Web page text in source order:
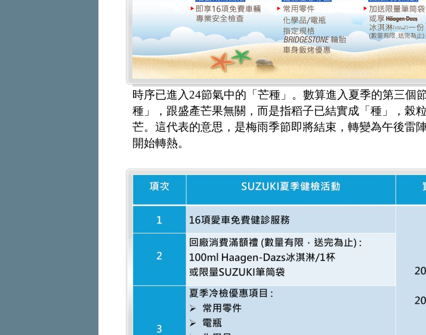
時序已進入24節氣中的「芒種」。數算進入夏季的第三個
種」，跟盛產芒果無關，而是指稻子已結實成「種」，榖
芒。這代表的意思，是梅雨季節即將結束，轉變為午後雷
開始轉熱。